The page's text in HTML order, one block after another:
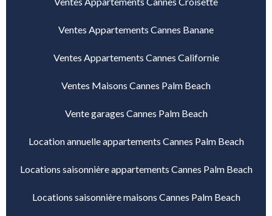
Ventes Appartements Cannes Banane
Ventes Appartements Cannes Californie
Ventes Maisons Cannes Palm Beach
Vente garages Cannes Palm Beach
Location annuelle appartements Cannes Palm Beach
Locations saisonnière appartements Cannes Palm Beach
Locations saisonnière maisons Cannes Palm Beach